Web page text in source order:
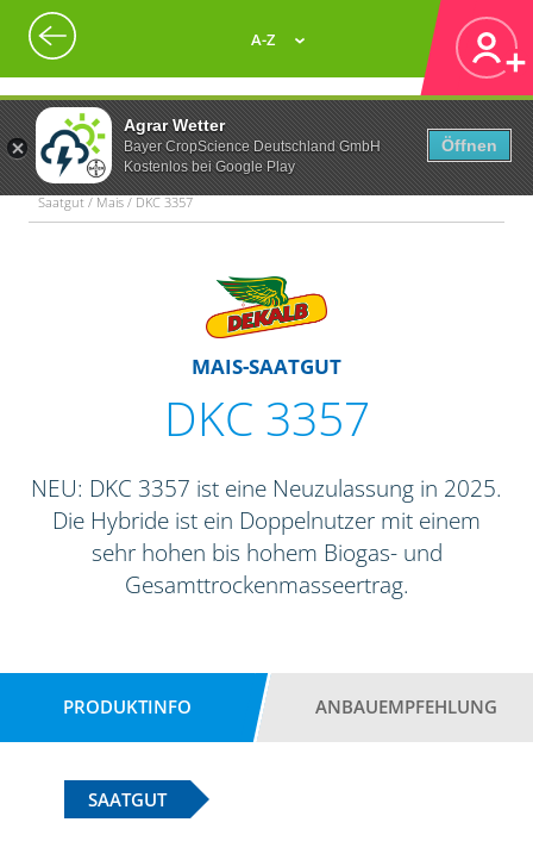
Agrar Wetter
Bayer CropScience Deutschland GmbH
Kostenlos bei Google Play
Öffnen
A-Z
Saatgut / Mais / DKC 3357
MAIS-SAATGUT
DKC 3357
NEU: DKC 3357 ist eine Neuzulassung in 2025.
Die Hybride ist ein Doppelnutzer mit einem
sehr hohen bis hohem Biogas- und
Gesamttrockenmasseertrag.
PRODUKTINFO ANBAUEMPFEHLUNG
SAATGUT